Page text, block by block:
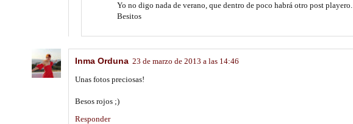
Yo no digo nada de verano, que dentro de poco habrá otro post playero.
Besitos
Inma Orduna 23 de marzo de 2013 a las 14:46
Unas fotos preciosas!
Besos rojos ;)
Responder